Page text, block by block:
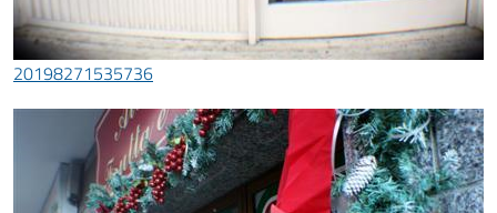
20198271535736